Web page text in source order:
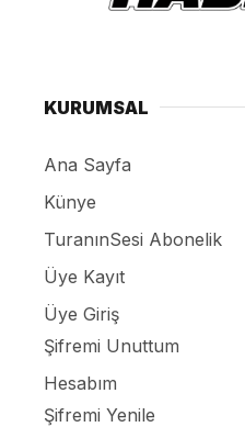
KURUMSAL
Ana Sayfa
Künye
TuranınSesi Abonelik
Üye Kayıt
Üye Giriş
Şifremi Unuttum
Hesabım
Şifremi Yenile